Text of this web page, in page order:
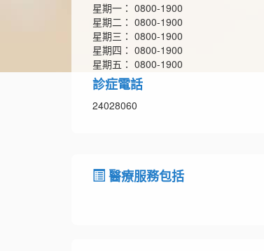
星期一： 0800-1900
星期二： 0800-1900
星期三： 0800-1900
星期四： 0800-1900
星期五： 0800-1900
診症電話
24028060
醫療服務包括